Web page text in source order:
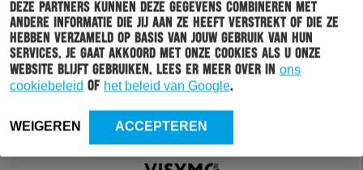
Deze partners kunnen deze gegevens combineren met
andere informatie die jij aan ze heeft verstrekt of die ze
hebben verzameld op basis van jouw gebruik van hun
services. Je gaat akkoord met onze cookies als u onze
website blijft gebruiken. Lees er meer over in ons
cookiebeleid of het beleid van Google.
WEIGEREN ACCEPTEREN